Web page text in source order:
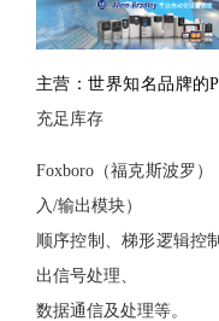
主营：世界知名品牌的
充足库存
Foxboro（福克斯波罗
入/输出模块）
顺序控制、梯形逻辑控
出信号处理、
数据通信及处理等。